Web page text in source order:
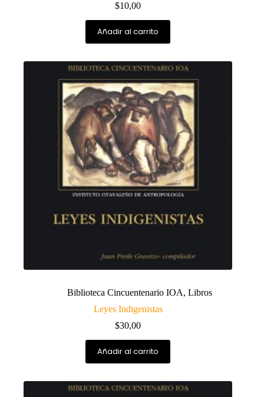
$10,00
Añadir al carrito
Biblioteca Cincuentenario IOA,Libros
Leyes Indigenistas
$30,00
Añadir al carrito